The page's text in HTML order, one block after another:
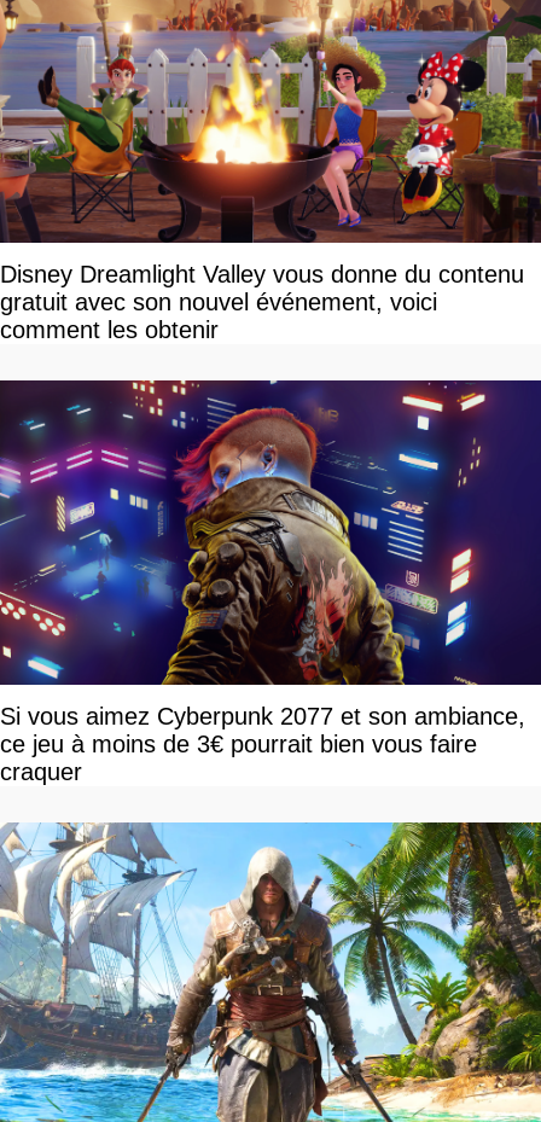
Disney Dreamlight Valley vous donne du contenu
gratuit avec son nouvel événement, voici
comment les obtenir
Si vous aimez Cyberpunk 2077 et son ambiance,
ce jeu à moins de 3€ pourrait bien vous faire
craquer